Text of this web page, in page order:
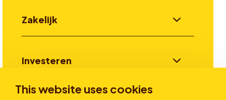
This website uses cookies
Zakelijk
Investeren